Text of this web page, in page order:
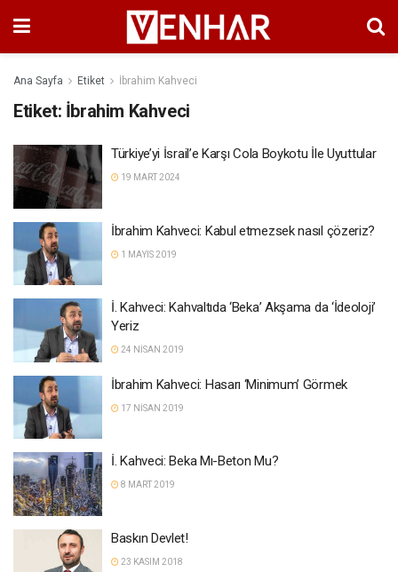
Ana Sayfa Etiket İbrahim Kahveci
Etiket: İbrahim Kahveci
Türkiye’yi İsrail’e Karşı Cola Boykotu İle Uyuttular
19 MART 2024
İbrahim Kahveci: Kabul etmezsek nasıl çözeriz?
1 MAYIS 2019
İ. Kahveci: Kahvaltıda ‘Beka’ Akşama da ‘İdeoloji’
Yeriz
24 NISAN 2019
İbrahim Kahveci: Hasarı ‘Minimum’ Görmek
17 NISAN 2019
İ. Kahveci: Beka Mı-Beton Mu?
8 MART 2019
Baskın Devlet!
23 KASIM 2018